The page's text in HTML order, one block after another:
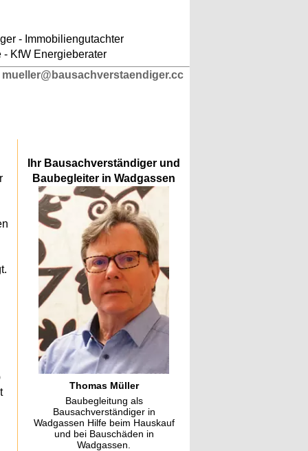
- Immobiliengutachter
- KfW Energieberater
mueller@bausachverstaendiger.cc
Ihr Bausachverständiger und
Baubegleiter in Wadgassen
Thomas Müller
Baubegleitung als
Bausachverständiger in
Wadgassen Hilfe beim Hauskauf
und bei Bauschäden in
Wadgassen.